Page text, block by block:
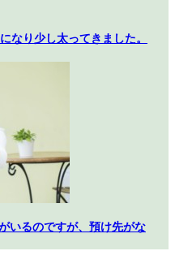
なり少し太ってきました。
いるのですが、預け先がな